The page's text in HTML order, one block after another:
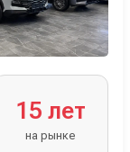
15 лет
на рынке